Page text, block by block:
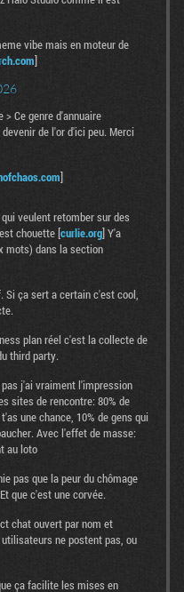
vibe mais en moteur de
]
> Ce genre d'annuaire
de l'or d'ici peu. Merci
]
veulent retomber sur des
chouette [curlie.org] Y'a
mots) dans la section
Si ça sert a certain c'est cool,
plan réel c'est la collecte de
third party.
j'ai vraiment l'impression
sites de rencontre: 80% de
une chance, 10% de gens qui
Avec l'effet de masse:
au loto
pas que la peur du chômage
que c'est une corvée.
chat ouvert par nom et
ne postent pas, ou
ça facilite les mises en